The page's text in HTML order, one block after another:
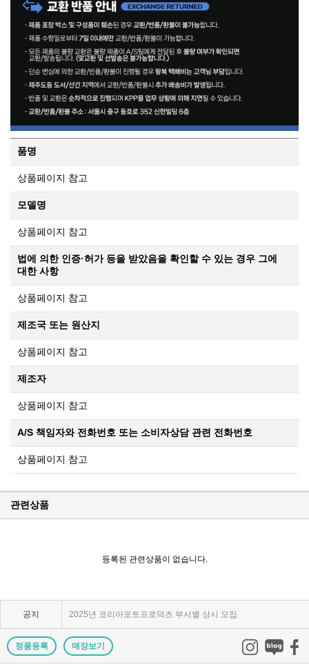
품명
상품페이지 참고
모델명
상품페이지 참고
법에 의한 인증·허가 등을 받았음을 확인할 수 있는 경우 그에
대한 사항
상품페이지 참고
제조국 또는 원산지
상품페이지 참고
제조자
상품페이지 참고
A/S 책임자와 전화번호 또는 소비자상담 관련 전화번호
상품페이지 참고
관련상품
등록된 관련상품이 없습니다.
공지
KPP 쇼룸 강의장 무료 대관
쇼룸오픈기념 방문자 추첨 이벤트 당첨자 발표
제1회 티티아티산 사진공모전 결과발표
정품등록 매장보기